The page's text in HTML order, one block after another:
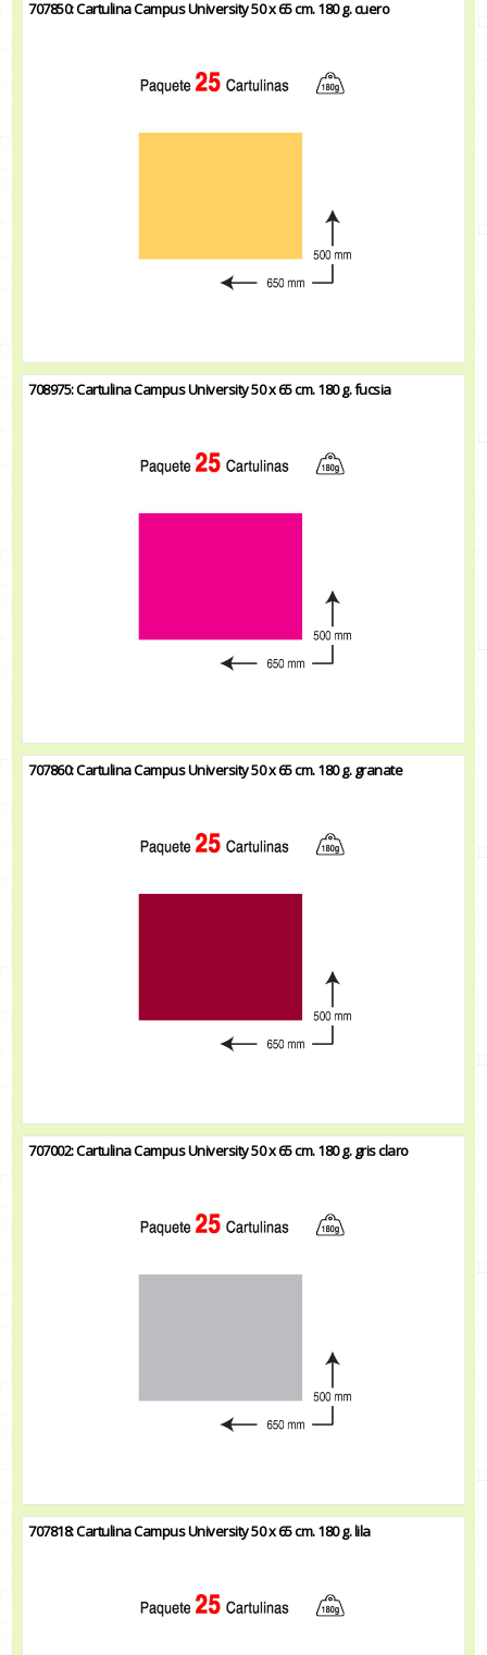
707850: Cartulina Campus University 50 x 65 cm. 180 g. cuero
708975: Cartulina Campus University 50 x 65 cm. 180 g. fucsia
707860: Cartulina Campus University 50 x 65 cm. 180 g. granate
707002: Cartulina Campus University 50 x 65 cm. 180 g. gris claro
707818: Cartulina Campus University 50 x 65 cm. 180 g. lila